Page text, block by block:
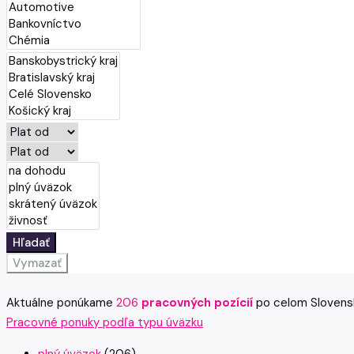
Hľadať
Vymazať
Aktuálne ponúkame 206 pracovných pozícií po celom
Pracovné ponuky podľa typu úväzku